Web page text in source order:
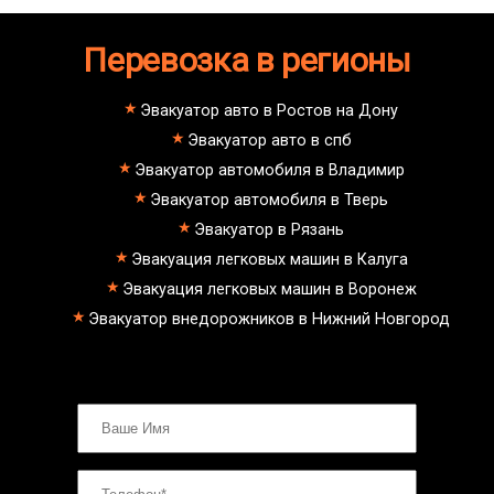
dongfeng;
малолитражные авто и скутеры.
автоматической КПП блокировка
Как вызвать эвакуатор
манипулятора для снегоходов
Савёловский - Екатеринбург
буксровка
Как вызвать эвакуатор с
подземного паркинга
Савёловский - Марьино недорого
Савёловский - Питер
эвакуатор седан
эвакуатор пикапа
эвакуатор фургона
эвакуатор истра
эвакуатор из гаража
эвакуатор павловский посад
александров
мотоэвакуатор
домодедовская
зарайск
Перевозка в регионы
Эвакуатор авто в Ростов на Дону
Эвакуатор авто в спб
Эвакуатор автомобиля в Владимир
Эвакуатор автомобиля в Тверь
Эвакуатор в Рязань
Эвакуация легковых машин в Калуга
Эвакуация легковых машин в Воронеж
Эвакуатор внедорожников в Нижний Новгород